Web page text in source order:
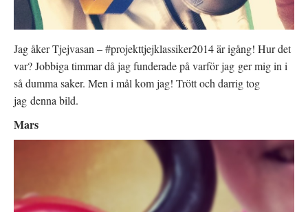
Jag åker Tjejvasan – #projekttjejklassiker2014 är igång! Hur det
var? Jobbiga timmar då jag funderade på varför jag ger mig in i
så dumma saker. Men i mål kom jag! Trött och darrig tog
jag denna bild.
Mars